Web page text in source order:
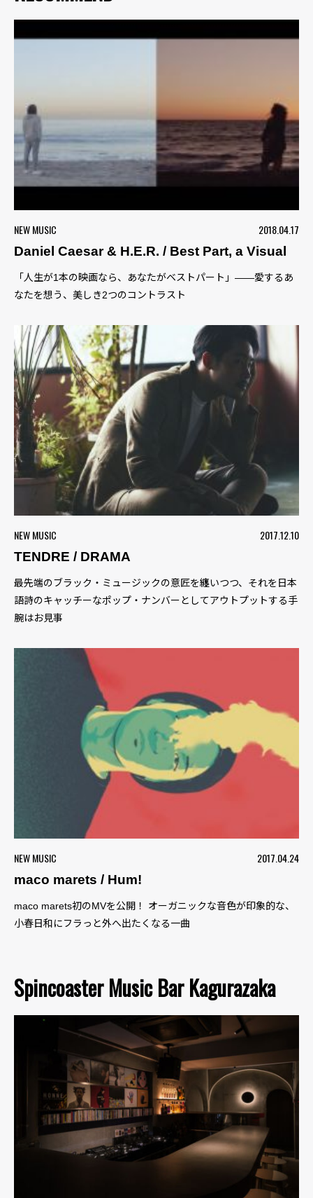
NEW MUSIC
2018.04.17
Daniel Caesar & H.E.R. / Best Part, a Visual
「人生が1本の映画なら、あなたがベストパート」――愛するあ
なたを想う、美しき2つのコントラスト
NEW MUSIC
2017.12.10
TENDRE / DRAMA
最先端のブラック・ミュージックの意匠を纏いつつ、それを日本
語詩のキャッチーなポップ・ナンバーとしてアウトプットする手
腕はお見事
NEW MUSIC
2017.04.24
maco marets / Hum!
maco marets初のMVを公開！ オーガニックな音色が印象的な、
小春日和にフラっと外へ出たくなる一曲
Spincoaster Music Bar Kagurazaka